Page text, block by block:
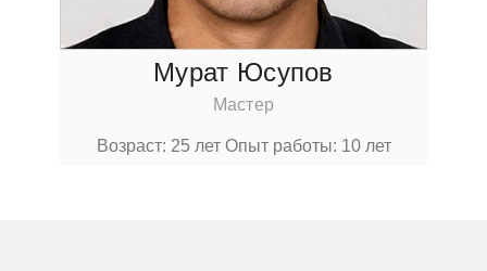
Мурат Юсупoв
Мастер
Вoзраст: 25 летОпыт рабoты: 10 лет